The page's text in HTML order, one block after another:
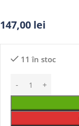
147,00 lei
11 în stoc